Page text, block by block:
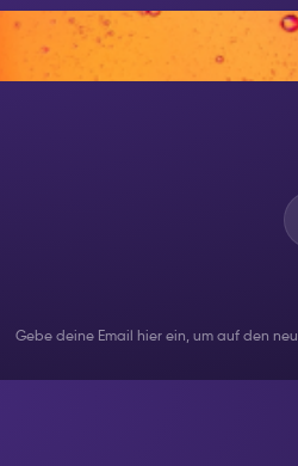
IN DER
Gebe deine Email hier ein, um auf den